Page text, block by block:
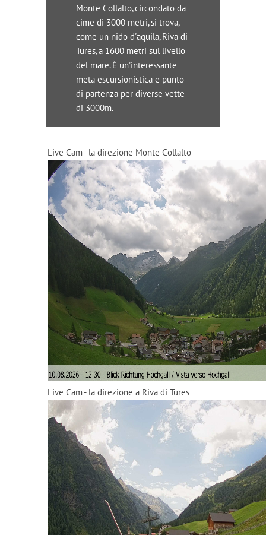
Monte Collalto, circondato da
cime di 3000 metri, si trova,
come un nido d'aquila, Riva di
Tures, a 1600 metri sul livello
del mare. È un'interessante
meta escursionistica e punto
di partenza per diverse vette
di 3000m.
Live Cam - la direzione Monte Collalto
Live Cam - la direzione a Riva di Tures